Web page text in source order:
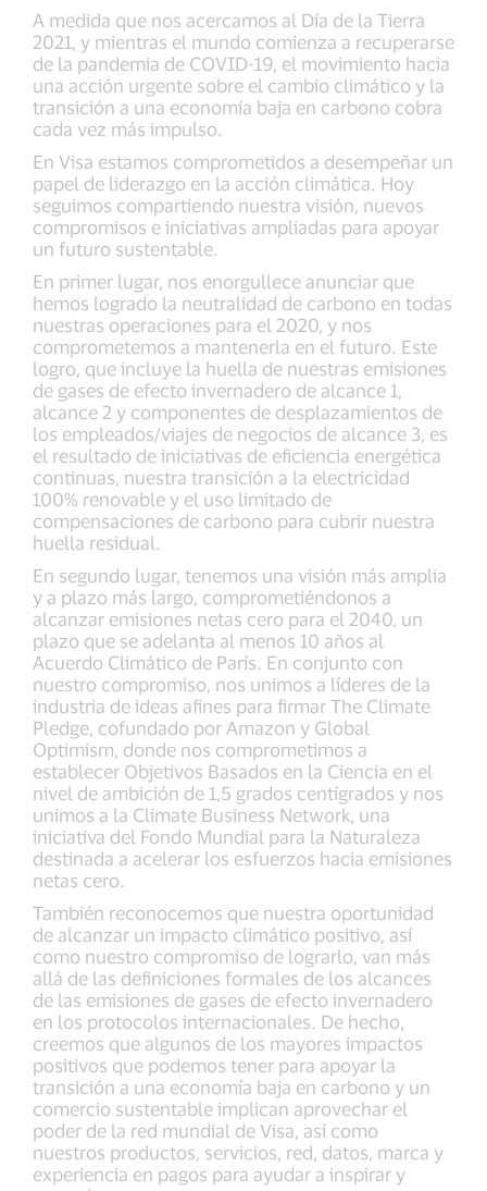
A medida que nos acercamos al Día de la Tierra
2021, y mientras el mundo comienza a recuperarse
de la pandemia de COVID-19, el movimiento hacia
una acción urgente sobre el cambio climático y la
transición a una economía baja en carbono cobra
cada vez más impulso.
En Visa estamos comprometidos a desempeñar un
papel de liderazgo en la acción climática. Hoy
seguimos compartiendo nuestra visión, nuevos
compromisos e iniciativas ampliadas para apoyar
un futuro sustentable.
En primer lugar, nos enorgullece anunciar que
hemos logrado la neutralidad de carbono en todas
nuestras operaciones para el 2020, y nos
comprometemos a mantenerla en el futuro. Este
logro, que incluye la huella de nuestras emisiones
de gases de efecto invernadero de alcance 1,
alcance 2 y componentes de desplazamientos de
los empleados/viajes de negocios de alcance 3, es
el resultado de iniciativas de eficiencia energética
continuas, nuestra transición a la electricidad
100% renovable y el uso limitado de
compensaciones de carbono para cubrir nuestra
huella residual.
En segundo lugar, tenemos una visión más amplia
y a plazo más largo, comprometiéndonos a
alcanzar emisiones netas cero para el 2040, un
plazo que se adelanta al menos 10 años al
Acuerdo Climático de París. En conjunto con
nuestro compromiso, nos unimos a líderes de la
industria de ideas afines para firmar The Climate
Pledge, cofundado por Amazon y Global
Optimism, donde nos comprometimos a
establecer Objetivos Basados en la Ciencia en el
nivel de ambición de 1,5 grados centígrados y nos
unimos a la Climate Business Network, una
iniciativa del Fondo Mundial para la Naturaleza
destinada a acelerar los esfuerzos hacia emisiones
netas cero.
También reconocemos que nuestra oportunidad
de alcanzar un impacto climático positivo, así
como nuestro compromiso de lograrlo, van más
allá de las definiciones formales de los alcances
de las emisiones de gases de efecto invernadero
en los protocolos internacionales. De hecho,
creemos que algunos de los mayores impactos
positivos que podemos tener para apoyar la
transición a una economía baja en carbono y un
comercio sustentable implican aprovechar el
poder de la red mundial de Visa, así como
nuestros productos, servicios, red, datos, marca y
experiencia en pagos para ayudar a inspirar y